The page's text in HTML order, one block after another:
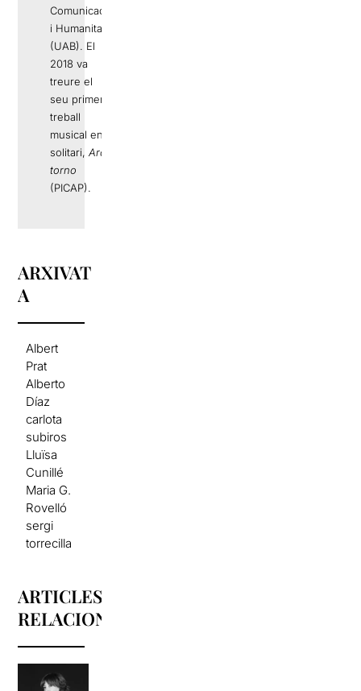
Comunicació
i Humanitats
(UAB). El
2018 va
treure el
seu primer
treball
musical en
solitari,Ara
torno
(PICAP).
ARXIVAT
A
Albert
Prat
Alberto
Díaz
carlota
subiros
Lluïsa
Cunillé
Maria G.
Rovelló
sergi
torrecilla
ARTICLES
RELACIONATS